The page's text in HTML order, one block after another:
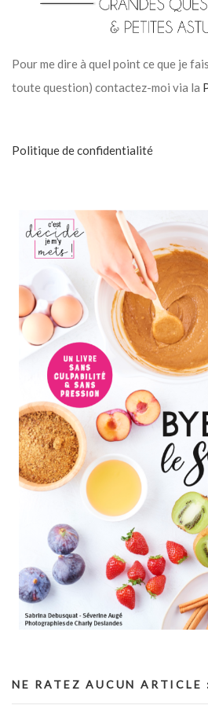
Pour me dire à quel point ce que je
toute question) contactez-moi via la
Politique de confidentialité
NE RATEZ AUCUN ARTICLE